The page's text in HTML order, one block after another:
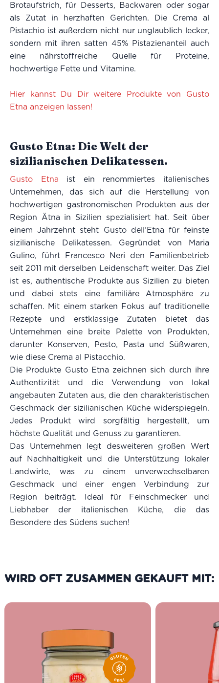
Brotaufstrich, für Desserts, Backwaren oder sogar
als Zutat in herzhaften Gerichten. Die Crema al
Pistachio ist außerdem nicht nur unglaublich lecker,
sondern mit ihren satten 45% Pistazienanteil auch
eine nährstoffreiche Quelle für Proteine,
hochwertige Fette und Vitamine.
Hier kannst Du Dir weitere Produkte von Gusto
Etna anzeigen lassen!
Gusto Etna: Die Welt der
sizilianischen Delikatessen.
Gusto Etna ist ein renommiertes italienisches
Unternehmen, das sich auf die Herstellung von
hochwertigen gastronomischen Produkten aus der
Region Ätna in Sizilien spezialisiert hat. Seit über
einem Jahrzehnt steht Gusto dell’Etna für feinste
sizilianische Delikatessen. Gegründet von Maria
Gulino, führt Francesco Neri den Familienbetrieb
seit 2011 mit derselben Leidenschaft weiter. Das Ziel
ist es, authentische Produkte aus Sizilien zu bieten
und dabei stets eine familiäre Atmosphäre zu
schaffen. Mit einem starken Fokus auf traditionelle
Rezepte und erstklassige Zutaten bietet das
Unternehmen eine breite Palette von Produkten,
darunter Konserven, Pesto, Pasta und Süßwaren,
wie diese Crema al Pistacchio.
Die Produkte Gusto Etna zeichnen sich durch ihre
Authentizität und die Verwendung von lokal
angebauten Zutaten aus, die den charakteristischen
Geschmack der sizilianischen Küche widerspiegeln.
Jedes Produkt wird sorgfältig hergestellt, um
höchste Qualität und Genuss zu garantieren.
Das Unternehmen legt desweiteren großen Wert
auf Nachhaltigkeit und die Unterstützung lokaler
Landwirte, was zu einem unverwechselbaren
Geschmack und einer engen Verbindung zur
Region beiträgt. Ideal für Feinschmecker und
Liebhaber der italienischen Küche, die das
Besondere des Südens suchen!
WIRD OFT ZUSAMMEN GEKAUFT MIT: